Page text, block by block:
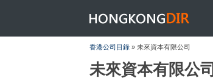
HONGKONGDIR
香港公司目錄 » 未來資本有限公司
未來資本有限公司